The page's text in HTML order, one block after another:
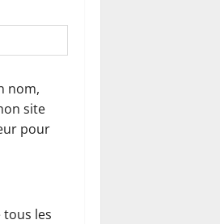
nom,
site
pour
tous les